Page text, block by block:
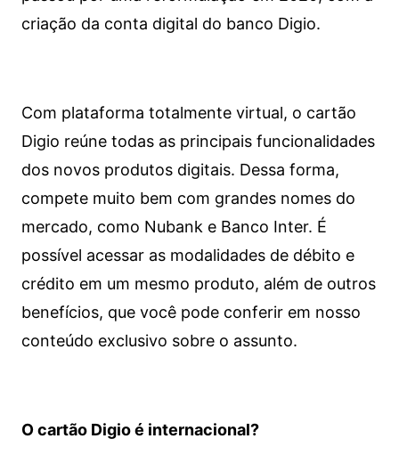
criação da conta digital do banco Digio.
Com plataforma totalmente virtual, o cartão
Digio reúne todas as principais funcionalidades
dos novos produtos digitais. Dessa forma,
compete muito bem com grandes nomes do
mercado, como Nubank e Banco Inter. É
possível acessar as modalidades de débito e
crédito em um mesmo produto, além de outros
benefícios, que você pode conferir em nosso
conteúdo exclusivo sobre o assunto.
O cartão Digio é internacional?